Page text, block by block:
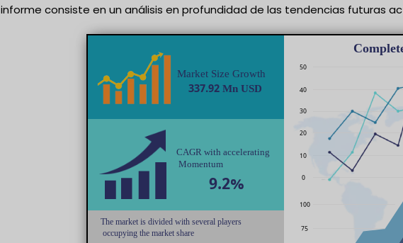
informe consiste en un análisis en profundidad de las tendencias futuras